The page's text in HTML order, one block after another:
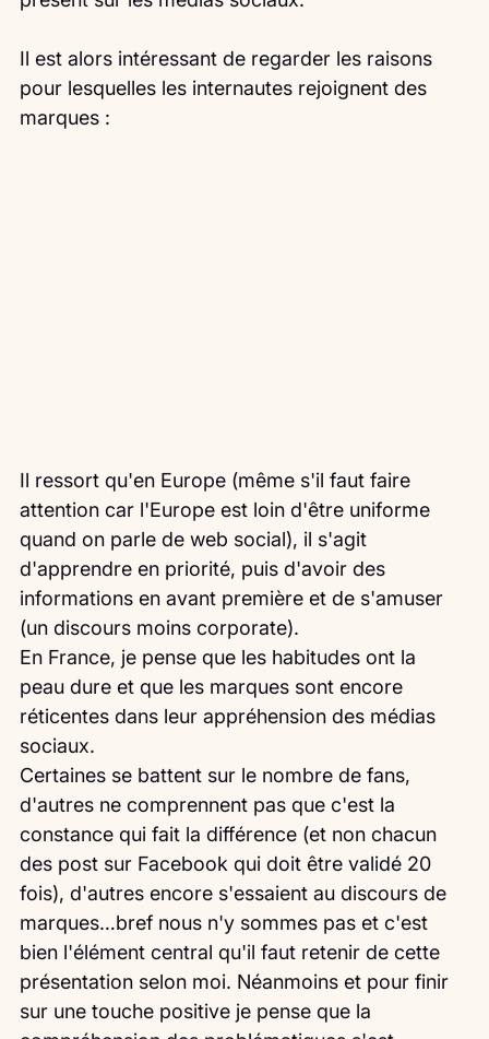
Il est alors intéressant de regarder les raisons
pour lesquelles les internautes rejoignent des
marques :
Il ressort qu'en Europe (même s'il faut faire
attention car l'Europe est loin d'être uniforme
quand on parle de web social), il s'agit
d'apprendre en priorité, puis d'avoir des
informations en avant première et de s'amuser
(un discours moins corporate).
En France, je pense que les habitudes ont la
peau dure et que les marques sont encore
réticentes dans leur appréhension des médias
sociaux.
Certaines se battent sur le nombre de fans,
d'autres ne comprennent pas que c'est la
constance qui fait la différence (et non chacun
des post sur Facebook qui doit être validé 20
fois), d'autres encore s'essaient au discours de
marques…bref nous n'y sommes pas et c'est
bien l'élément central qu'il faut retenir de cette
présentation selon moi. Néanmoins et pour finir
sur une touche positive je pense que la